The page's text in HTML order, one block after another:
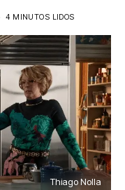
4 MINUTOS LIDOS
Thiago Nolla